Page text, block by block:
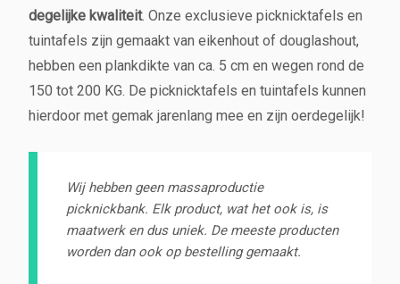
degelijke kwaliteit. Onze exclusieve picknicktafels en
tuintafels zijn gemaakt van eikenhout of douglashout,
hebben een plankdikte van ca. 5 cm en wegen rond de
150 tot 200 KG. De picknicktafels en tuintafels kunnen
hierdoor met gemak jarenlang mee en zijn oerdegelijk!
Wij hebben geen massaproductie
picknickbank. Elk product, wat het ook is, is
maatwerk en dus uniek. De meeste producten
worden dan ook op bestelling gemaakt.